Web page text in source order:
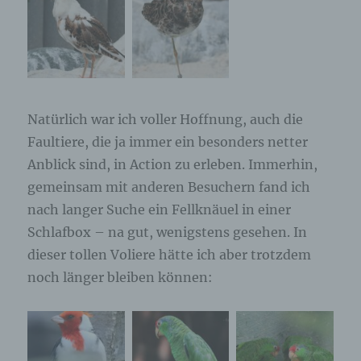
Natürlich war ich voller Hoffnung, auch die
Faultiere, die ja immer ein besonders netter
Anblick sind, in Action zu erleben. Immerhin,
gemeinsam mit anderen Besuchern fand ich
nach langer Suche ein Fellknäuel in einer
Schlafbox – na gut, wenigstens gesehen. In
dieser tollen Voliere hätte ich aber trotzdem
noch länger bleiben können:
betroffenen Person hinterlassenen Kommentaren
auch Angaben zum Zeitpunkt der
Kommentareingabe sowie zu dem von der
betroffenen Person gewählten Nutzernamen
(Pseudonym) gespeichert und veröffentlicht.
Adresse mitprotokolliert. Diese Speicherung der
IP-Adresse erfolgt aus Sicherheitsgründen und für
den Fall, dass die betroffene Person durch einen
abgegebenen Kommentar die Rechte Dritter
verletzt oder rechtswidrige Inhalte postet. Die
erfolgt daher im eigenen Interesse des für die
Verarbeitung Verantwortlichen, damit sich dieser
im Falle einer Rechtsverletzung gegebenenfalls
exkulpieren könnte. Es erfolgt keine Weitergabe
dieser erhobenen personenbezogenen Daten an
gesetzlich vorgeschrieben ist oder der
Rechtsverteidigung des für die Verarbeitung
Verantwortlichen dient.